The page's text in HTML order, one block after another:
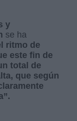
y
se ha
ritmo de
este fin de
total de
que según